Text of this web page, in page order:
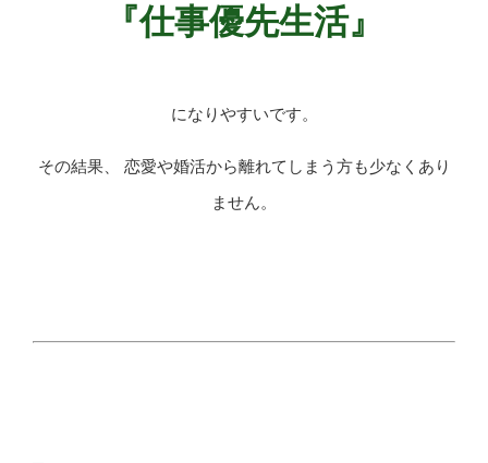
『仕事優先生活』
になりやすいです。
その結果、 恋愛や婚活から離れてしまう方も少なくあり
ません。